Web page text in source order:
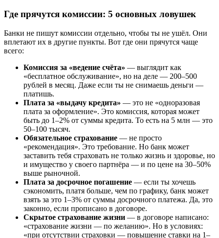
Где прячутся комиссии: 5 основных ловушек
Банки не пишут комиссии отдельно, чтобы ты не ушёл. Они
вплетают их в другие пункты. Вот где они прячутся чаще
всего:
Комиссия за «ведение счёта» — выглядит как
«бесплатное обслуживание», но на деле — 200–500
рублей в месяц. Даже если ты не снимаешь деньги —
платишь.
Плата за «выдачу кредита» — это не «одноразовая
плата за оформление». Это комиссия, которая может
быть до 1–2% от суммы кредита. То есть на 5 млн — это
50–100 тысяч.
Обязательное страхование — не просто
«рекомендация». Это требование. Но банк может
заставить тебя страховать не только жизнь и здоровье, но
и имущество у своего партнёра — и по цене на 30–50%
выше рыночной.
Плата за досрочное погашение — если ты хочешь
сэкономить, платя больше, чем по графику, банк может
взять за это 1–3% от суммы досрочного платежа. Да, это
законно, если прописано в договоре.
Скрытое страхование жизни — в договоре написано:
«страхование жизни — по желанию». Но в условиях:
«при отсутствии страховки — повышение ставки на 1–